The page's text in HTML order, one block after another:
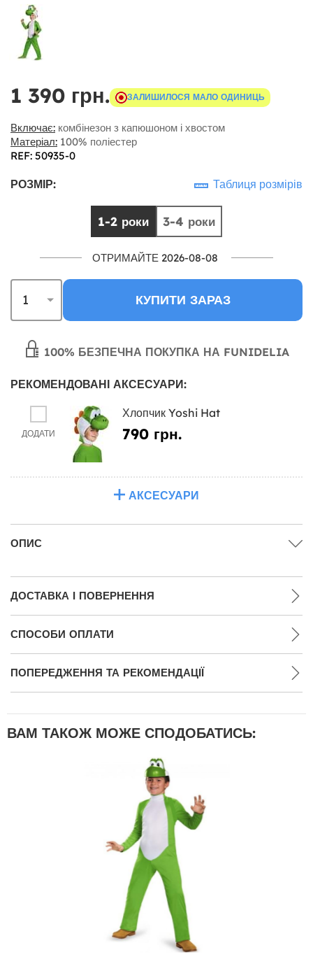
1 390 грн. ЗАЛИШИЛОСЯ МАЛО ОДИНИЦЬ
Включає: комбінезон з капюшоном і хвостом
Матеріал: 100% поліестер
REF: 50935-0
РОЗМІР: Таблиця розмірів
1-2 роки 3-4 роки
ОТРИМАЙТЕ 2026-08-08
КУПИТИ ЗАРАЗ
100% БЕЗПЕЧНА ПОКУПКА НА FUNIDELIA
РЕКОМЕНДОВАНІ АКСЕСУАРИ:
ДОДАТИ
Хлопчик Yoshi Hat
790 грн.
АКСЕСУАРИ
ОПИС
ДОСТАВКА І ПОВЕРНЕННЯ
СПОСОБИ ОПЛАТИ
ПОПЕРЕДЖЕННЯ ТА РЕКОМЕНДАЦІЇ
ВАМ ТАКОЖ МОЖЕ СПОДОБАТИСЬ: